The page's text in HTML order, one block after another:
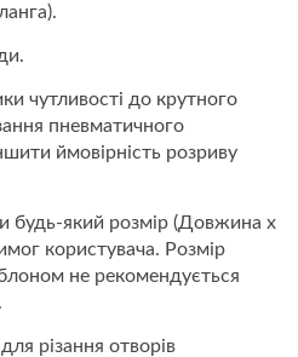
чутливості до крутного
пневматичного
ймовірність розриву
будь-який розмір (Довжина x
користувача. Розмір
не рекомендується
різання отворів